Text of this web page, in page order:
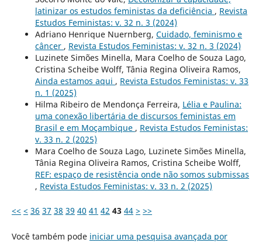
latinizar os estudos feministas da deficiência , Revista
Estudos Feministas: v. 32 n. 3 (2024)
Adriano Henrique Nuernberg, Cuidado, feminismo e
câncer , Revista Estudos Feministas: v. 32 n. 3 (2024)
Luzinete Simões Minella, Mara Coelho de Souza Lago,
Cristina Scheibe Wolff, Tânia Regina Oliveira Ramos,
Ainda estamos aqui , Revista Estudos Feministas: v. 33
n. 1 (2025)
Hilma Ribeiro de Mendonça Ferreira, Lélia e Paulina:
uma conexão libertária de discursos feministas em
Brasil e em Moçambique , Revista Estudos Feministas:
v. 33 n. 2 (2025)
Mara Coelho de Souza Lago, Luzinete Simões Minella,
Tânia Regina Oliveira Ramos, Cristina Scheibe Wolff,
REF: espaço de resistência onde não somos submissas
, Revista Estudos Feministas: v. 33 n. 2 (2025)
<< < 36 37 38 39 40 41 42 43 44 > >>
Você também pode iniciar uma pesquisa avançada por